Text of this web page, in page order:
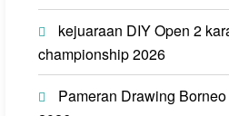
kejuaraan DIY Open 2
championship 2026
Pameran Drawing